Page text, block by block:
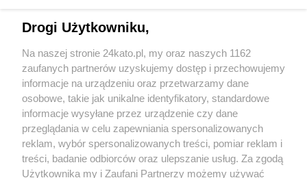
Mniej wypadków i ofiar, ale za to 2 tysiące więcej
porównaniu z 2020 r.
3 / 7
Śląska Policja na drogach
Wydawca mediów lokalnych
Nie zapomnij
zapoznać się z:
polityką prywatności regulamin korzystania z portali
Drogi Użytkowniku,
Na naszej stronie 24kato.pl, my oraz naszych 1162
zaufanych partnerów uzyskujemy dostęp i przechowujemy
informacje na urządzeniu oraz przetwarzamy dane
osobowe, takie jak unikalne identyfikatory, standardowe
informacje wysyłane przez urządzenie czy dane
przeglądania w celu zapewniania spersonalizowanych
reklam, wybór spersonalizowanych treści, pomiar reklam i
treści, badanie odbiorców oraz ulepszanie usług. Za zgodą
Użytkownika my i Zaufani Partnerzy możemy używać